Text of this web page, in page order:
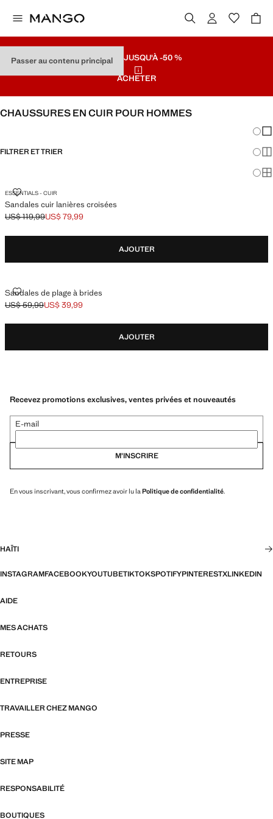
Passer au contenu principal
SOLDES JUSQU'À -50 %
ACHETER
CHAUSSURES EN CUIR POUR HOMMES
FILTRER ET TRIER
ESSENTIALS - CUIR
Sandales cuir lanières croisées
SANDALES CUIR LANIÈRES CROISÉES
Prix initial barré [US$ 119,99 ]
US$ 119,99
Prix actuel [US$ 79,99 ]
US$ 79,99
AJOUTER
Sandales de plage à brides
SANDALES DE PLAGE À BRIDES
Prix initial barré [US$ 59,99 ]
US$ 59,99
Prix actuel [US$ 39,99 ]
US$ 39,99
AJOUTER
Recevez promotions exclusives, ventes privées et nouveautés
E-mail
M’INSCRIRE
En vous inscrivant, vous confirmez avoir lu la Politique de confidentialité.
HAÏTI
INSTAGRAMFACEBOOKYOUTUBETIKTOKSPOTIFYPINTERESTXLINKEDIN
AIDE
MES ACHATS
RETOURS
ENTREPRISE
TRAVAILLER CHEZ MANGO
PRESSE
SITE MAP
RESPONSABILITÉ
BOUTIQUES